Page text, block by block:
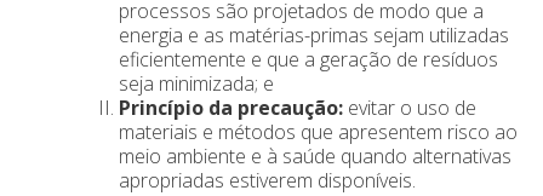
processos são projetados de modo que a
energia e as matérias-primas sejam utilizadas
eficientemente e que a geração de resíduos
seja minimizada; e
Princípio da precaução: evitar o uso de
materiais e métodos que apresentem risco ao
meio ambiente e à saúde quando alternativas
apropriadas estiverem disponíveis.